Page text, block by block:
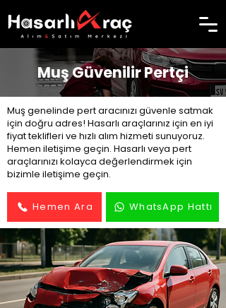
Muş Güvenilir Pertçi
Muş genelinde pert aracınızı güvenle satmak
için doğru adres! Hasarlı araçlarınız için en iyi
fiyat teklifleri ve hızlı alım hizmeti sunuyoruz.
Hemen iletişime geçin. Hasarlı veya pert
araçlarınızı kolayca değerlendirmek için
bizimle iletişime geçin.
Hemen Ara WhatsApp Hattı